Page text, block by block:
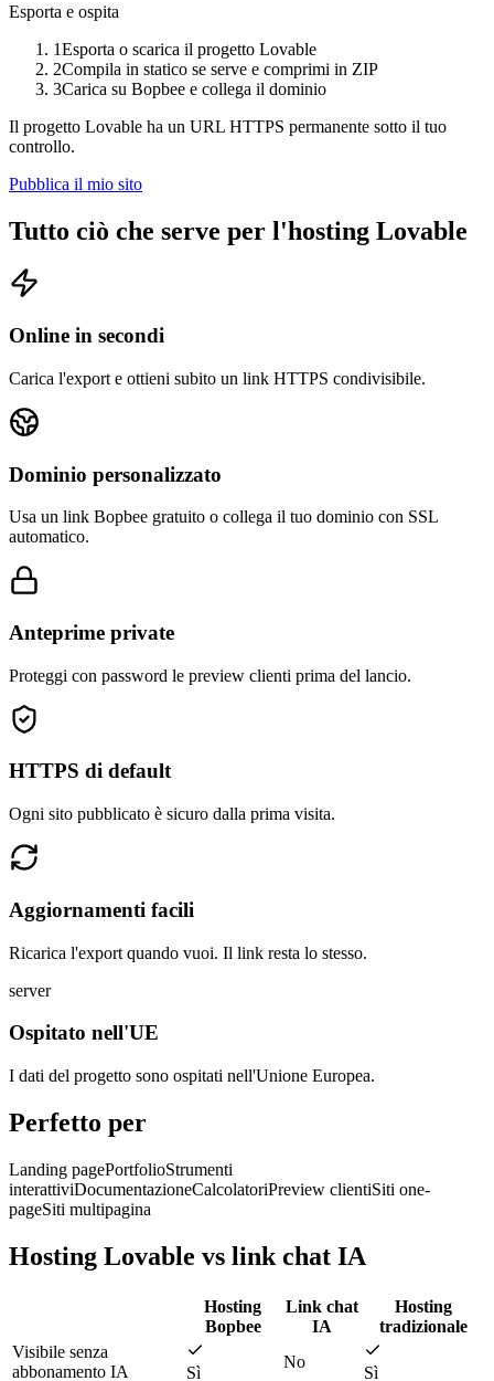
Esporta e ospita
1Esporta o scarica il progetto Lovable
2Compila in statico se serve e comprimi in ZIP
3Carica su Bopbee e collega il dominio
Il progetto Lovable ha un URL HTTPS permanente sotto il tuo
controllo.
Pubblica il mio sito
Tutto ciò che serve per l'hosting Lovable
Online in secondi
Carica l'export e ottieni subito un link HTTPS condivisibile.
Dominio personalizzato
Usa un link Bopbee gratuito o collega il tuo dominio con SSL
automatico.
Anteprime private
Proteggi con password le preview clienti prima del lancio.
HTTPS di default
Ogni sito pubblicato è sicuro dalla prima visita.
Aggiornamenti facili
Ricarica l'export quando vuoi. Il link resta lo stesso.
server
Ospitato nell'UE
I dati del progetto sono ospitati nell'Unione Europea.
Perfetto per
Landing pagePortfolioStrumenti
interattiviDocumentazioneCalcolatoriPreview clientiSiti one-
pageSiti multipagina
Hosting Lovable vs link chat IA
Hosting
Bopbee
Link chat
IA
Hosting
tradizionale
Visibile senza
abbonamento IA
Sì
No
Sì